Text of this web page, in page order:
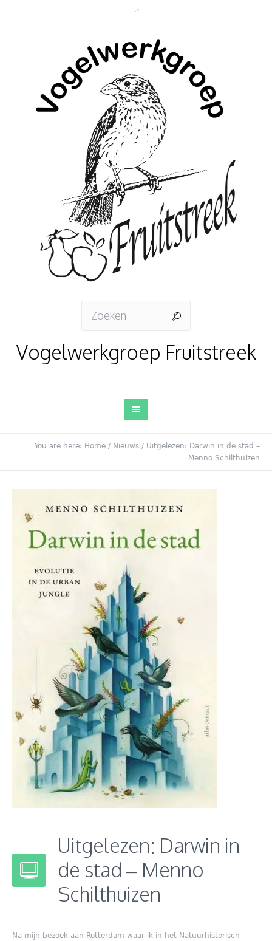
Vogelwerkgroep Fruitstreek
You are here: Home / Nieuws / Uitgelezen: Darwin in de stad –
Menno Schilthuizen
Uitgelezen: Darwin in
de stad – Menno
Schilthuizen
Na mijn bezoek aan Rotterdam waar ik in het Natuurhistorisch